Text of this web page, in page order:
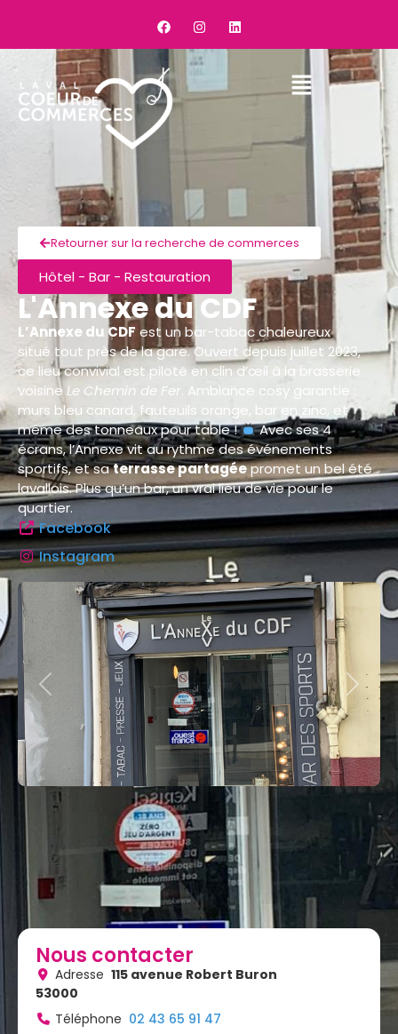
Retourner sur la recherche de commerces
Hôtel - Bar - Restauration
L'Annexe du CDF
L’Annexe du CDFest un bar-tabac chaleureux
situé tout près de la gare. Ouvert depuis juillet 2023,
ce lieu convivial est piloté en clin d’œil à la brasserie
voisineLe Chemin de Fer. Ambiance cosy garantie :
murs bleu canard, fauteuils orange, bar en zinc, et
même des tonneaux pour table !
Avec ses 4
écrans, l’Annexe vit au rythme des événements
sportifs, et saterrasse partagéepromet un bel été
lavallois. Plus qu’un bar, un vrai lieu de vie pour le
quartier.
Facebook
Instagram
Previous Next
Nous contacter
Adresse 115 avenue Robert Buron
53000
Téléphone 02 43 65 91 47